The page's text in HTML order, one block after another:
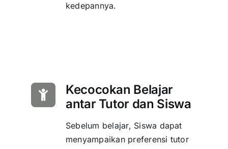
kedepannya.
Kecocokan Belajar
antar Tutor dan Siswa
Sebelum belajar, Siswa dapat
menyampaikan preferensi tutor